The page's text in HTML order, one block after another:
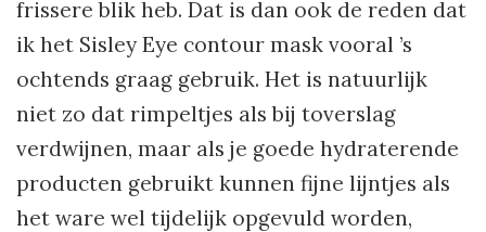
frissere blik heb. Dat is dan ook de reden dat
ik het Sisley Eye contour mask vooral ’s
ochtends graag gebruik. Het is natuurlijk
niet zo dat rimpeltjes als bij toverslag
verdwijnen, maar als je goede hydraterende
producten gebruikt kunnen fijne lijntjes als
het ware wel tijdelijk opgevuld worden,